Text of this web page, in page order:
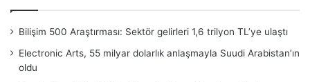
Bilişim 500 Araştırması: Sektör gelirleri 1,6 trilyon TL’ye ulaştı
Electronic Arts, 55 milyar dolarlık anlaşmayla Suudi Arabistan’ın
oldu